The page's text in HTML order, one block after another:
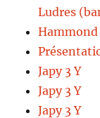
Ludres
Japy 3 Y
Japy 3 Y
Japy 3 Y